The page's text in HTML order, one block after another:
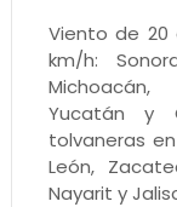
Viento de
km/h:
Yucatán y
tolvaneras
León,
Nayarit y